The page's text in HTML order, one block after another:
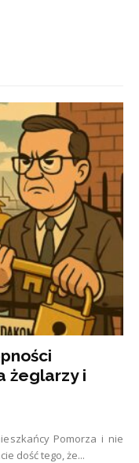
żeglarzy i
Pomorza i nie
dość tego, że...